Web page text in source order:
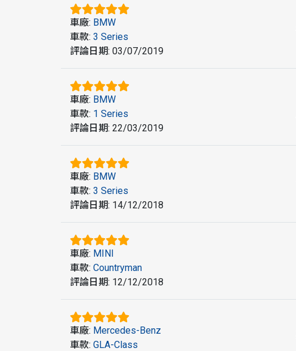
車廠: BMW
車款: 3 Series
評論日期: 03/07/2019
車廠: BMW
車款: 1 Series
評論日期: 22/03/2019
車廠: BMW
車款: 3 Series
評論日期: 14/12/2018
車廠: MINI
車款: Countryman
評論日期: 12/12/2018
車廠: Mercedes-Benz
車款: GLA-Class